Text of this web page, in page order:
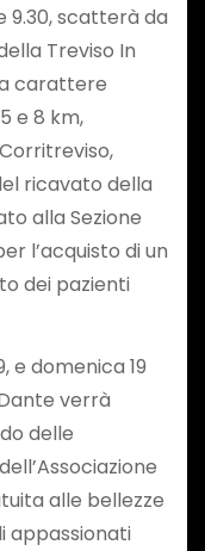
9.30, scatterà da
Treviso In
carattere
e 8 km,
ricavato della
alla Sezione
l’acquisto di un
dei pazienti
e domenica 19
verrà
delle
alle bellezze
appassionati